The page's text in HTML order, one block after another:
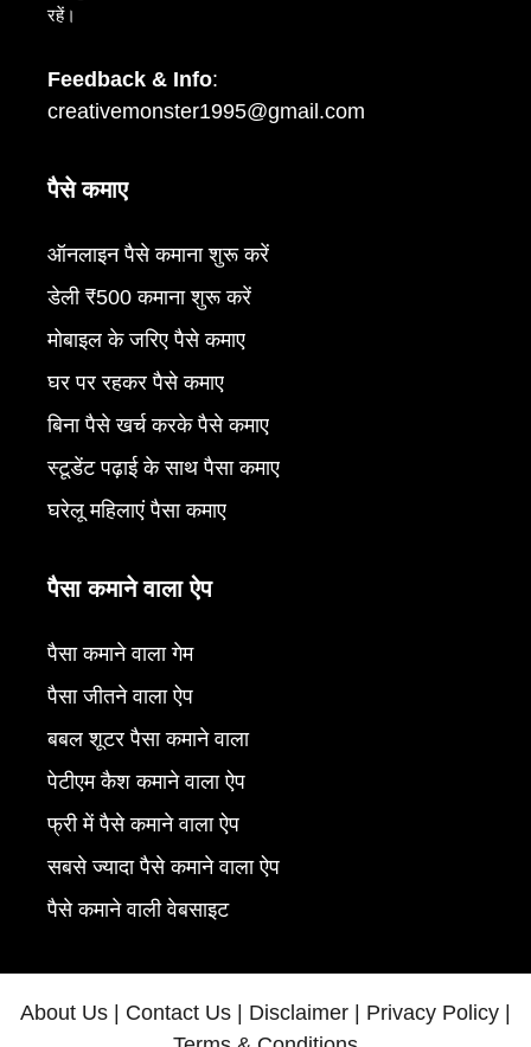
रहें।
Feedback & Info:
creativemonster1995@gmail.com
पैसे कमाए
ऑनलाइन पैसे कमाना शुरू करें
डेली ₹500 कमाना शुरू करें
मोबाइल के जरिए पैसे कमाए
घर पर रहकर पैसे कमाए
बिना पैसे खर्च करके पैसे कमाए
स्टूडेंट पढ़ाई के साथ पैसा कमाए
घरेलू महिलाएं पैसा कमाए
पैसा कमाने वाला ऐप
पैसा कमाने वाला गेम
पैसा जीतने वाला ऐप
बबल शूटर पैसा कमाने वाला
पेटीएम कैश कमाने वाला ऐप
फ्री में पैसे कमाने वाला ऐप
सबसे ज्यादा पैसे कमाने वाला ऐप
पैसे कमाने वाली वेबसाइट
About Us | Contact Us | Disclaimer | Privacy Policy |